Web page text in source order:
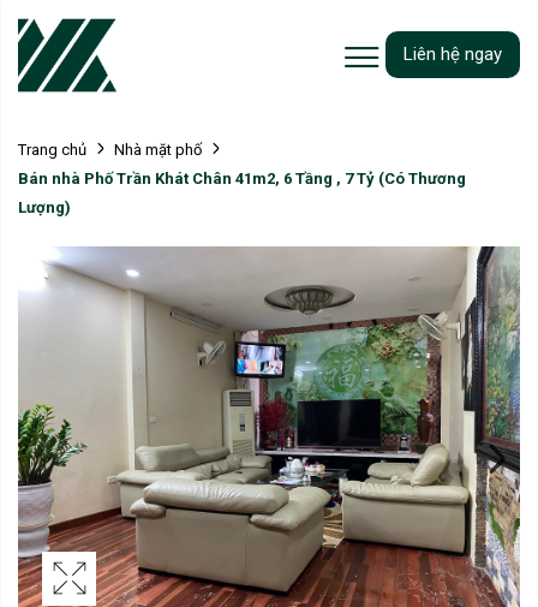
Liên hệ ngay
Trang chủ
Nhà mặt phố
Bán nhà Phố Trần Khát Chân 41m2, 6 Tầng , 7 Tỷ (Có Thương
Lượng)